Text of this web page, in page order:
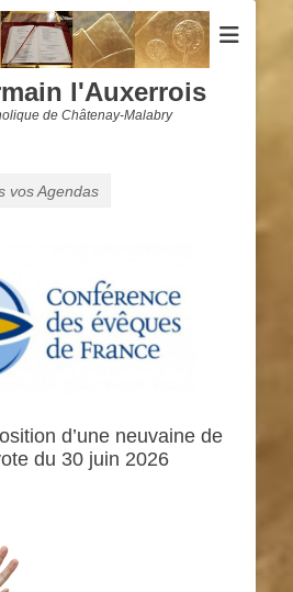
l'Auxerrois
de Châtenay-Malabry
vos Agendas
d’une neuvaine de
du 30 juin 2026